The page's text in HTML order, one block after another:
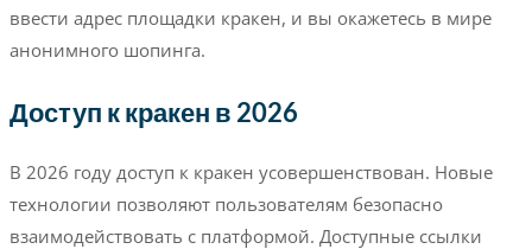
ввести адрес площадки кракен, и вы окажетесь в мире
анонимного шопинга.
Доступ к кракен в 2026
В 2026 году доступ к кракен усовершенствован. Новые
технологии позволяют пользователям безопасно
взаимодействовать с платформой. Доступные ссылки